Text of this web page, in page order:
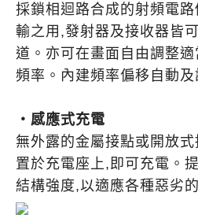
採鎖相迴路合成的射頻電
輸之用,發射器及接收器皆
道。亦可在畫面自由調整
頻率。內建頻率偏移自動及
・感應式充電
無外露的金屬接點或開放
置於充電座上,即可充電。
結構強度,以適應各種惡劣